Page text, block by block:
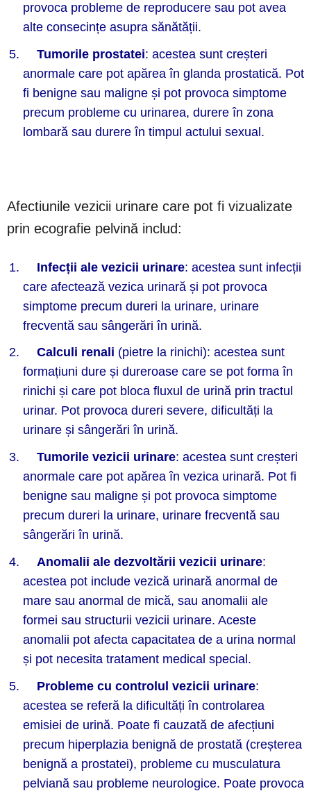
provoca probleme de reproducere sau pot avea
alte consecințe asupra sănătății.
Tumorile prostatei: acestea sunt creșteri
anormale care pot apărea în glanda prostatică. Pot
fi benigne sau maligne și pot provoca simptome
precum probleme cu urinarea, durere în zona
lombară sau durere în timpul actului sexual.
Afectiunile vezicii urinare care pot fi vizualizate
prin ecografie pelvină includ:
Infecții ale vezicii urinare: acestea sunt infecții
care afectează vezica urinară și pot provoca
simptome precum dureri la urinare, urinare
frecventă sau sângerări în urină.
Calculi renali (pietre la rinichi): acestea sunt
formațiuni dure și dureroase care se pot forma în
rinichi și care pot bloca fluxul de urină prin tractul
urinar. Pot provoca dureri severe, dificultăți la
urinare și sângerări în urină.
Tumorile vezicii urinare: acestea sunt creșteri
anormale care pot apărea în vezica urinară. Pot fi
benigne sau maligne și pot provoca simptome
precum dureri la urinare, urinare frecventă sau
sângerări în urină.
Anomalii ale dezvoltării vezicii urinare:
acestea pot include vezică urinară anormal de
mare sau anormal de mică, sau anomalii ale
formei sau structurii vezicii urinare. Aceste
anomalii pot afecta capacitatea de a urina normal
și pot necesita tratament medical special.
Probleme cu controlul vezicii urinare:
acestea se referă la dificultăți în controlarea
emisiei de urină. Poate fi cauzată de afecțiuni
precum hiperplazia benignă de prostată (creșterea
benignă a prostatei), probleme cu musculatura
pelviană sau probleme neurologice. Poate provoca